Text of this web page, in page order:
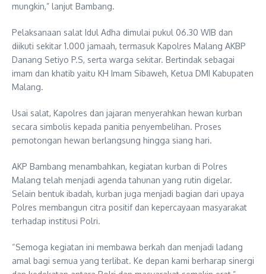
mungkin,” lanjut Bambang.
Pelaksanaan salat Idul Adha dimulai pukul 06.30 WIB dan
diikuti sekitar 1.000 jamaah, termasuk Kapolres Malang AKBP
Danang Setiyo P.S, serta warga sekitar. Bertindak sebagai
imam dan khatib yaitu KH Imam Sibaweh, Ketua DMI Kabupaten
Malang.
Usai salat, Kapolres dan jajaran menyerahkan hewan kurban
secara simbolis kepada panitia penyembelihan. Proses
pemotongan hewan berlangsung hingga siang hari.
AKP Bambang menambahkan, kegiatan kurban di Polres
Malang telah menjadi agenda tahunan yang rutin digelar.
Selain bentuk ibadah, kurban juga menjadi bagian dari upaya
Polres membangun citra positif dan kepercayaan masyarakat
terhadap institusi Polri.
“Semoga kegiatan ini membawa berkah dan menjadi ladang
amal bagi semua yang terlibat. Ke depan kami berharap sinergi